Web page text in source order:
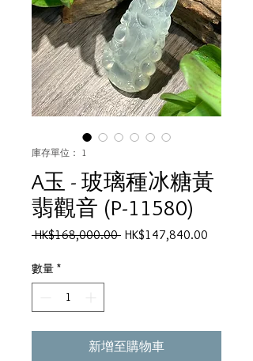
庫存單位： 1
A玉 - 玻璃種冰糖黃
翡觀音 (P-11580)
HK$168,000.00 一HK$147,840.00
數量 *
新增至購物車